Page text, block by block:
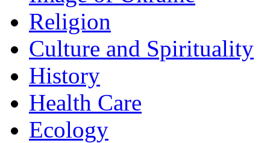
Religion
Culture and Spirituality
History
Health Care
Ecology